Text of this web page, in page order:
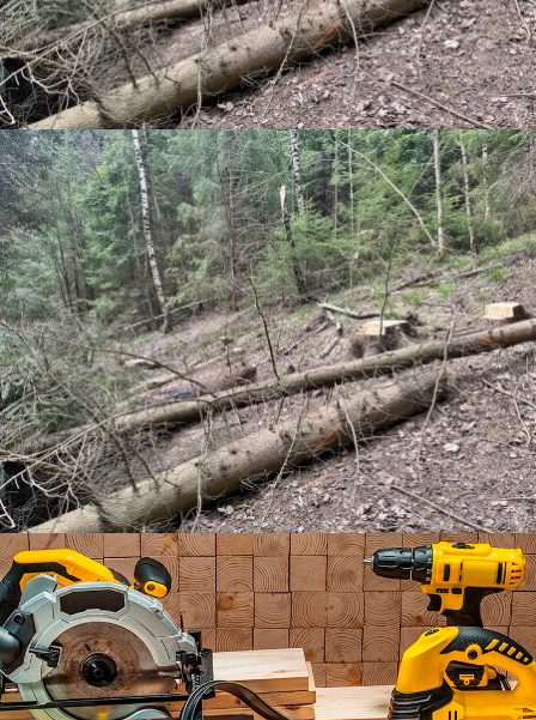
ÚDRŽBA VYŠŠÍ A NIŽŠÍ ZELENĚ V OBVODU TO OLOMOUC
ÚDRŽBA VYŠŠÍ A NIŽŠÍ ZELENĚ V OBVODU ST OLOMOUC POII